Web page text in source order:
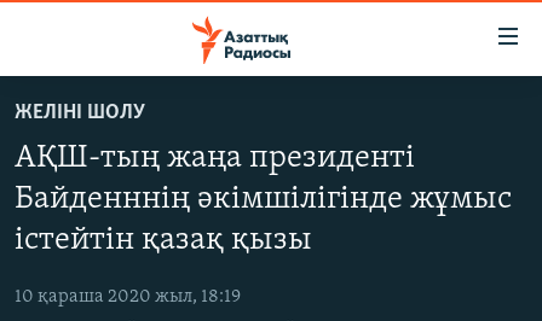
to
main
content
to
Navigation
САЯСАТ
AZATTYQTV
ҚАҢТАР ОҚИҒАСЫ
АДАМ ҚҰҚЫҚТАРЫ
ЖЕЛІНІ ШОЛУ
АҚШ-тың жаңа президенті
Байденннің әкімшілігінде жұмыс
істейтін қазақ қызы
10 қараша 2020 жыл, 18:19